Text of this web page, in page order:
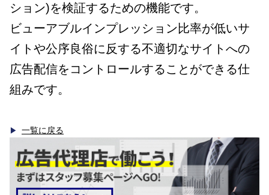
ション)を検証するための機能です。
ビューアブルインプレッション比率が低いサ
イトや公序良俗に反する不適切なサイトへの
広告配信をコントロールすることができる仕
組みです。
一覧に戻る